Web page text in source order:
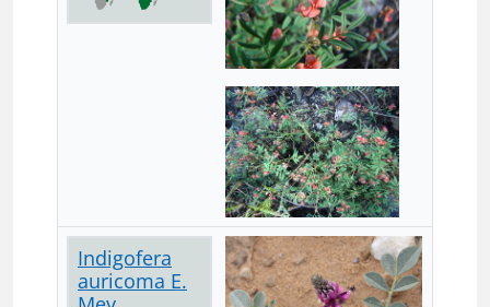
Indigofera
auricoma E.